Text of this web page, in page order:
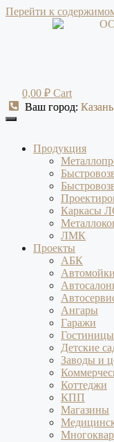
Перейти к
0,00 ₽ Cart
Продукция
Каркасы
ЛМК
Проекты
АБК
Автомойки
Ангары
Гаражи
Гостиницы
Детские
Заводы и
Коттеджи
КПП
Магазины
Ваш город: Казань
Ваш город: Казань